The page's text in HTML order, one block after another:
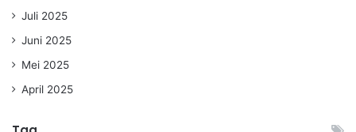
Juli 2025
Juni 2025
Mei 2025
April 2025